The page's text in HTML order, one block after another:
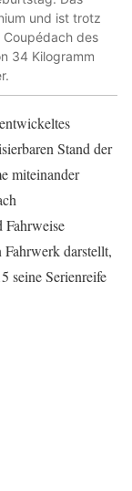
und ist trotz
des
34 Kilogramm
Stand der
miteinander
Fahrweise
darstellt,
seine Serienreife